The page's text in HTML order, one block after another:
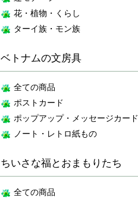
花・植物・くらし
ターイ族・モン族
ベトナムの文房具
全ての商品
ポストカード
ポップアップ・メッセージカード
ノート・レトロ紙もの
ちいさな福とおまもりたち
全ての商品